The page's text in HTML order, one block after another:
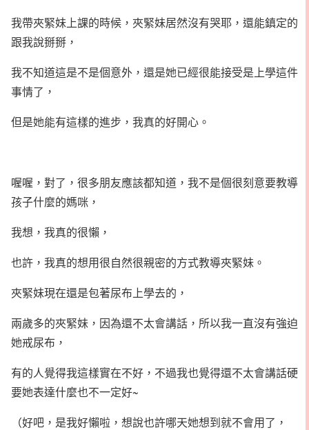
我帶夾緊妹上課的時候，夾緊妹居然沒有哭耶，還能鎮定的
跟我說掰掰，
我不知道這是不是個意外，還是她已經很能接受是上學這件
事情了，
但是她能有這樣的進步，我真的好開心。
喔喔，對了，很多朋友應該都知道，我不是個很刻意要教導
孩子什麼的媽咪，
我想，我真的很懶，
也許，我真的想用很自然很親密的方式教導夾緊妹。
夾緊妹現在還是包著尿布上學去的，
兩歲多的夾緊妹，因為還不太會講話，所以我一直沒有強迫
她戒尿布，
有的人覺得我這樣實在不好，不過我也覺得還不太會講話硬
要她表達什麼也不一定好~
（好吧，是我好懶啦，想說也許哪天她想到就不會用了，